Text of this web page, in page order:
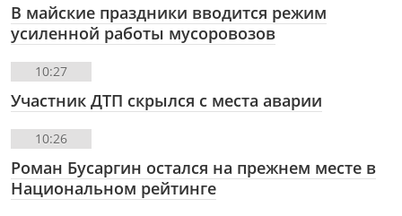
В майские праздники вводится режим
усиленной работы мусоровозов
10:27
Участник ДТП скрылся с места аварии
10:26
Роман Бусаргин остался на прежнем месте в
Национальном рейтинге